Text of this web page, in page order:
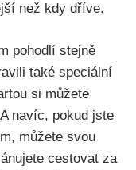
než kdy dříve.
pohodlí stejně⁣
také ⁢speciální
⁤si můžete
navíc, ⁣pokud ​jste
můžete svou
⁣cestovat ‍za